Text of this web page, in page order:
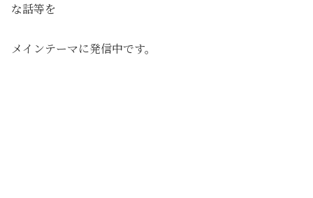
な話等を
メインテーマに発信中です。